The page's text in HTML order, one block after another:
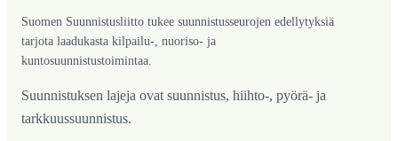
Suomen Suunnistusliitto tukee suunnistusseurojen edellytyksiä
tarjota laadukasta kilpailu-, nuoriso- ja
kuntosuunnistustoimintaa.
Suunnistuksen lajeja ovat suunnistus, hiihto-, pyörä- ja
tarkkuussuunnistus.